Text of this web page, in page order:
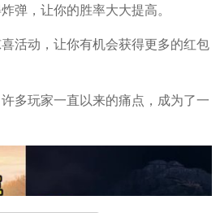
弹，让你的胜率大大提高。
活动，让你有机会获得更多的红包
多玩家一直以来的痛点，成为了一